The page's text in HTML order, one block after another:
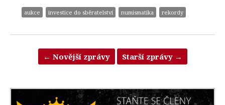
aukce investice do sběratelství numismatika rekordy
← Novější zprávy Starší zprávy →